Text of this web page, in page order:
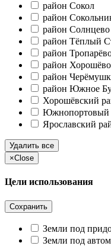
район Сокол
район
район Солнцево
район Тёплый
район
район
район
район Южное
Хорошёвский
Южнопортовый
Ярославский
Удалить все
×Close
Цели использования
Сохранить
Земли под
Земли под